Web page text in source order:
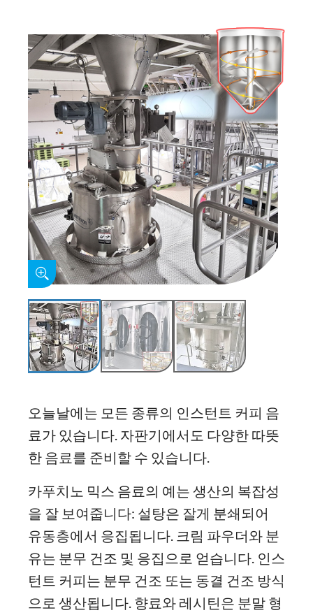
오늘날에는 모든 종류의 인스턴트 커피 음
료가 있습니다. 자판기에서도 다양한 따뜻
한 음료를 준비할 수 있습니다.
카푸치노 믹스 음료의 예는 생산의 복잡성
을 잘 보여줍니다: 설탕은 잘게 분쇄되어
유동층에서 응집됩니다. 크림 파우더와 분
유는 분무 건조 및 응집으로 얻습니다. 인스
턴트 커피는 분무 건조 또는 동결 건조 방식
으로 생산됩니다. 향료와 레시틴은 분말 형